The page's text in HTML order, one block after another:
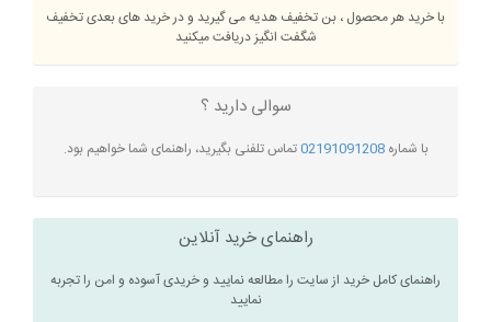
با خرید هر محصول ، بن تخفیف هدیه می گیرید و در خرید های بعدی تخفیف
شگفت انگیز دریافت میکنید
سوالی دارید ؟
با شماره02191091208تماس تلفنی بگیرید، راهنمای شما خواهیم بود.
راهنمای خرید آنلاین
راهنمای کامل خرید از سایت را مطالعه نمایید و خریدی آسوده و امن را تجربه
نمایید